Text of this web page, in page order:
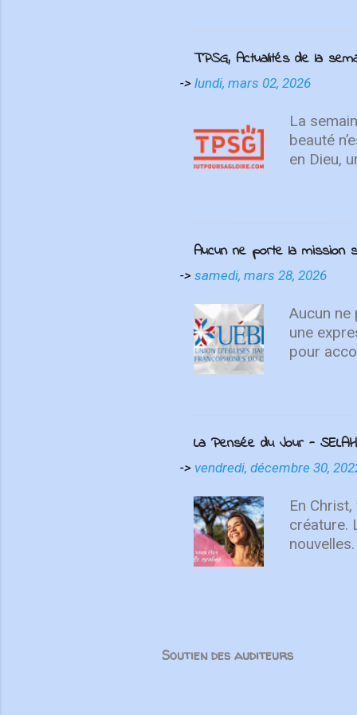
choses
présente
un cri du
TPSG, Actualités de la
-> lundi, mars 02, 2026
La
beauté
en Dieu,
article six
esclave
Aucun ne porte la mission
-> samedi, mars 28, 2026
Aucun ne
une
pour
l’histoire
suisses
force
La Pensée du Jour - SELAH
-> vendredi, décembre 30,
En
créature.
vous
Soutien des auditeurs